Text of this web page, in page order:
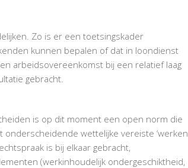
Zo is er een toetsingskader
kunnen bepalen of dat in loondienst
arbeidsovereenkomst bij een relatief laag
gebracht.
is op dit moment een open norm die
wettelijke vereiste ‘werken
is bij elkaar gebracht,
(werkinhoudelijk ondergeschiktheid,